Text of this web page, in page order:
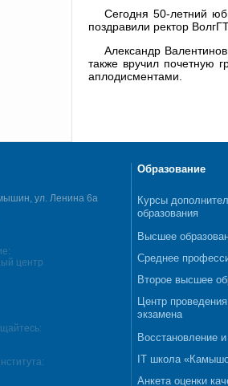
Сегодня 50-летний
поздравили ректор
Александр
также вручил почетную
аплодисментами.
ул. Ленина 6а
центр
Образование
Курсы
образования
Высшее
Среднее
Второе высшее
Центр
экзамена
Восстановление
IT школа
Анкета оценки